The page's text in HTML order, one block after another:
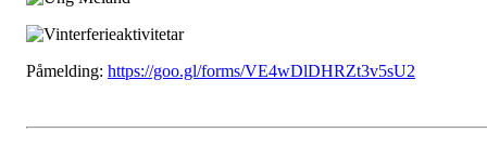
Påmelding: https://goo.gl/forms/VE4wDlDHRZt3v5sU2